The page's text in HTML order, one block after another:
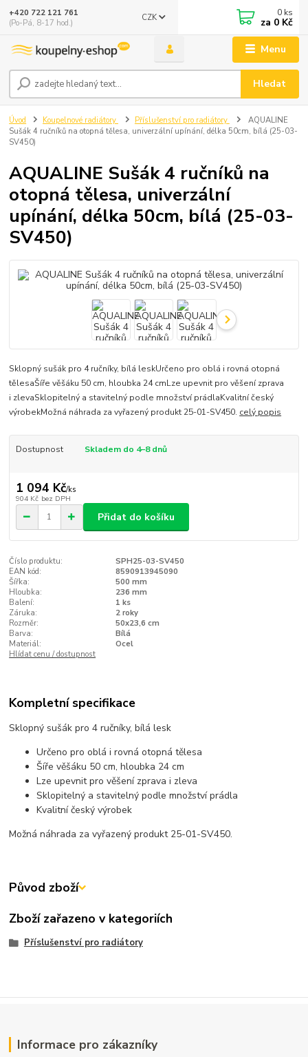
Menu
CZK
Hledat
+420 722 121 761
(Po-Pá, 8-17 hod.)
0 ks
za 0 Kč
Úvod Koupelnové radiátory Příslušenství pro radiátory
AQUALINE
Sušák 4 ručníků na otopná tělesa, univerzální upínání, délka 50cm, bílá (25-03-
SV450)
AQUALINE Sušák 4 ručníků na
otopná tělesa, univerzální
upínání, délka 50cm, bílá (25-03-
SV450)
Sklopný sušák pro 4 ručníky, bílá leskUrčeno pro oblá i rovná otopná
tělesaŠíře věšáku 50 cm, hloubka 24 cmLze upevnit pro věšení zprava
i zlevaSklopitelný a stavitelný podle množství prádlaKvalitní český
výrobekMožná náhrada za vyřazený produkt 25-01-SV450. celý popis
Dostupnost Skladem do 4–8 dnů
1 094 Kč/ks
904 Kč bez DPH
Přidat do košíku
Číslo produktu:
SPH25-03-SV450
EAN kód:
8590913945090
Šířka:
500 mm
Hloubka:
236 mm
Balení:
1 ks
Záruka:
2 roky
Rozměr:
50x23,6 cm
Barva:
Bílá
Materiál:
Ocel
Hlídat cenu / dostupnost
Kompletní specifikace
Sklopný sušák pro 4 ručníky, bílá lesk
Určeno pro oblá i rovná otopná tělesa
Šíře věšáku 50 cm, hloubka 24 cm
Lze upevnit pro věšení zprava i zleva
Sklopitelný a stavitelný podle množství prádla
Kvalitní český výrobek
Možná náhrada za vyřazený produkt 25-01-SV450.
Původ zboží
Zboží zařazeno v kategoriích
Příslušenství pro radiátory
Informace pro zákazníky